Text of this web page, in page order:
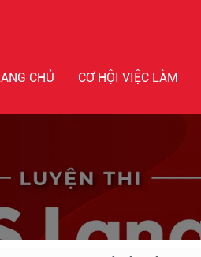
CHỦ CƠ HỘI VIỆC LÀM